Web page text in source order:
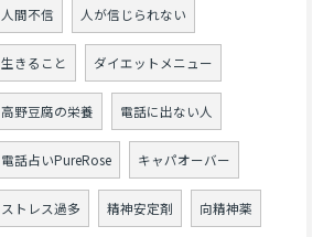
人間不信 人が信じられない
生きること ダイエットメニュー
高野豆腐の栄養 電話に出ない人
電話占いPureRose キャパオーバー
ストレス過多 精神安定剤 向精神薬